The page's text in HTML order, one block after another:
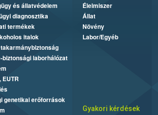
és állatvédelem
diagnosztika
termékek
italok
biztonsági laborhálózat
genetikai erőforrások
Élelmiszer
Állat
Növény
Labor/Egyéb
Gyakori kérdések